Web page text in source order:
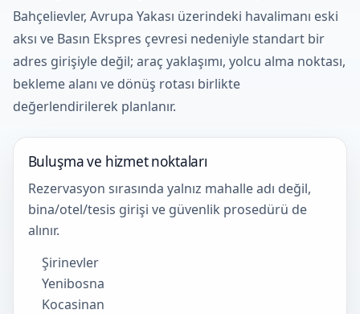
Bahçelievler, Avrupa Yakası üzerindeki havalimanı eski
aksı ve Basın Ekspres çevresi nedeniyle standart bir
adres girişiyle değil; araç yaklaşımı, yolcu alma noktası,
bekleme alanı ve dönüş rotası birlikte
değerlendirilerek planlanır.
Buluşma ve hizmet noktaları
Rezervasyon sırasında yalnız mahalle adı değil,
bina/otel/tesis girişi ve güvenlik prosedürü de
alınır.
Şirinevler
Yenibosna
Kocasinan